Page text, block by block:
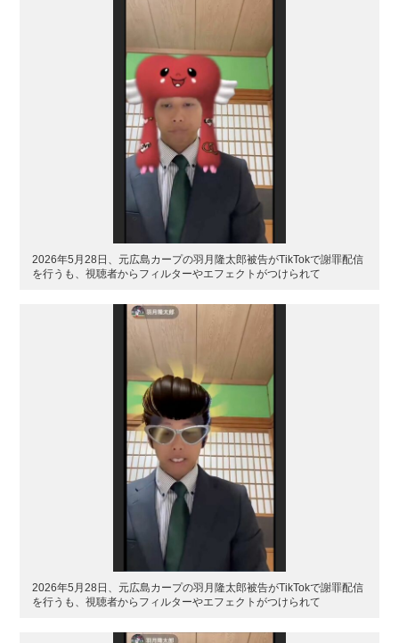
2026年5月28日、元広島カープの羽月隆太郎被告がTikTokで謝罪配信
を行うも、視聴者からフィルターやエフェクトがつけられて
2026年5月28日、元広島カープの羽月隆太郎被告がTikTokで謝罪配信
を行うも、視聴者からフィルターやエフェクトがつけられて